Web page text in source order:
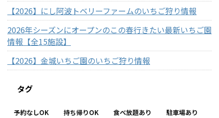
【2026】にし阿波トベリーファームのいちご狩り情報
2026年シーズンにオープンのこの春行きたい最新いちご園
情報【全15施設】
【2026】金城いちご園のいちご狩り情報
タグ
予約なしOK 持ち帰りOK 食べ放題あり 駐車場あり